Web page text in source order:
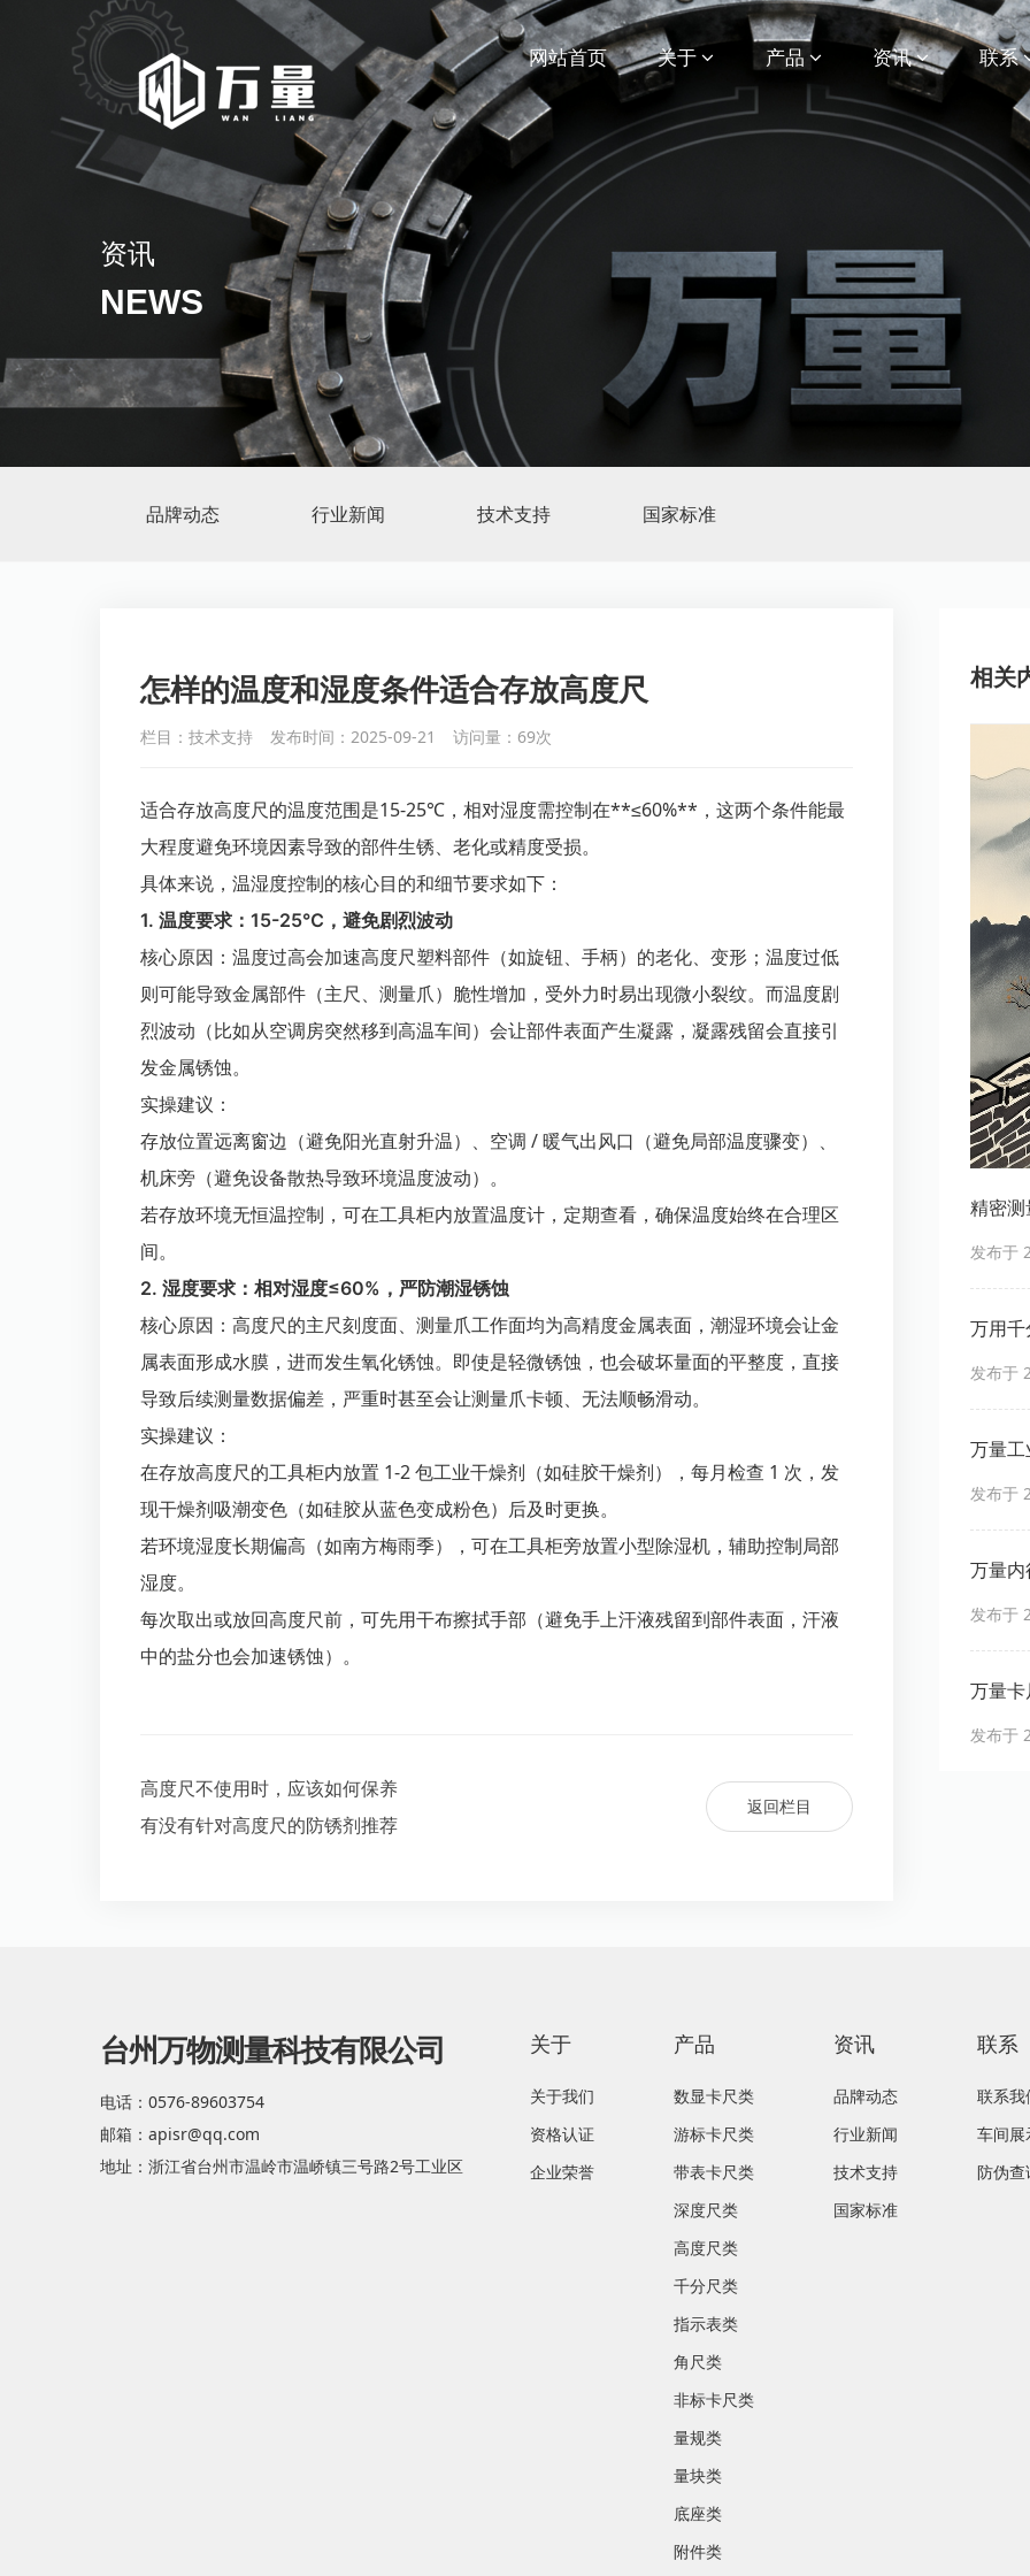
网站首页 关于 产品 资讯 联系
资讯
NEWS
品牌动态 行业新闻 技术支持 国家标准
怎样的温度和湿度条件适合存放高度尺
栏目：技术支持 发布时间：2025-09-21 访问量：69次
适合存放高度尺的温度范围是15-25℃ ，相对湿度需控制在**≤60%**，这两个条件能最
大程度避免环境因素导致的部件生锈、老化或精度受损。
具体来说，温湿度控制的核心目的和细节要求如下：
1. 温度要求：15-25℃，避免剧烈波动
核心原因 ：温度过高会加速高度尺塑料部件（如旋钮、手柄）的老化、变形；温度过低
则可能导致金属部件（主尺、测量爪）脆性增加，受外力时易出现微小裂纹。而温度剧
烈波动（比如从空调房突然移到高温车间）会让部件表面产生凝露，凝露残留会直接引
发金属锈蚀。
实操建议 ：
存放位置远离窗边（避免阳光直射升温）、空调 / 暖气出风口（避免局部温度骤变）、
机床旁（避免设备散热导致环境温度波动）。
若存放环境无恒温控制，可在工具柜内放置温度计，定期查看，确保温度始终在合理区
间。
2. 湿度要求：相对湿度≤60%，严防潮湿锈蚀
核心原因 ：高度尺的主尺刻度面、测量爪工作面均为高精度金属表面，潮湿环境会让金
属表面形成水膜，进而发生氧化锈蚀。即使是轻微锈蚀，也会破坏量面的平整度，直接
导致后续测量数据偏差，严重时甚至会让测量爪卡顿、无法顺畅滑动。
实操建议 ：
在存放高度尺的工具柜内放置 1-2 包工业干燥剂（如硅胶干燥剂），每月检查 1 次，发
现干燥剂吸潮变色（如硅胶从蓝色变成粉色）后及时更换。
若环境湿度长期偏高（如南方梅雨季），可在工具柜旁放置小型除湿机，辅助控制局部
湿度。
每次取出或放回高度尺前，可先用干布擦拭手部（避免手上汗液残留到部件表面，汗液
中的盐分也会加速锈蚀）。
高度尺不使用时，应该如何保养
有没有针对高度尺的防锈剂推荐
返回栏目
相关
精密
发布于
万用
发布于
万量
发布于
万量
发布于
万量
发布于
台州万物测量科技有限公司
电话：0576-89603754
邮箱：apisr@qq.com
地址：浙江省台州市温岭市温峤镇三号路2号工业区
关于
关于我们
资格认证
企业荣誉
产品
数显卡尺类
游标卡尺类
带表卡尺类
深度尺类
高度尺类
千分尺类
指示表类
角尺类
非标卡尺类
量规类
量块类
底座类
附件类
资讯
品牌动态
行业新闻
技术支持
国家标准
联系
联系我
车间展
防伪查